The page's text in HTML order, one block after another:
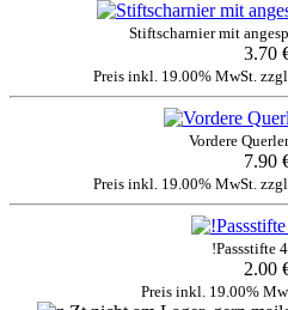
Stiftscharnier mit
3.70
Preis inkl. 19.00% MwSt. zzgl.
Vordere
7.90
Preis inkl. 19.00% MwSt. zzgl.
!Passstifte
2.00
Preis inkl. 19.00%